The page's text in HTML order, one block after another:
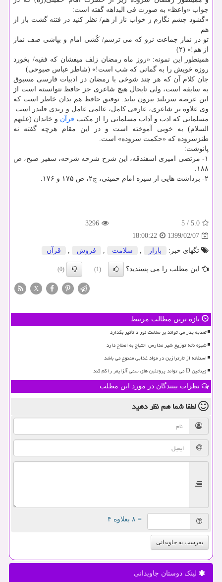
جواب «واعظ» به صورت فی البداهه گفته است:
«گشود چشم نگارم ز خواب ناز از هم/ نظر کنید در فتنه گشت باز از
هم
تو در نماز جماعت نرو که می ترسم/ کُشی امام و بپاشی صف نماز
از هم!» (۲)
همینطور این نمونه: «روز ماه رمضان زلف میفشان که فقیه/ بخورد
روزه خویش را به گمانی که شب است!» (شاطر عباس صبوحی)
جان کلام آن که هر چند شوخی با رمضان در ادبیات فارسی مسبوق
به سابقه است، ولی تابحال هیچ شاعری جز حافظ نتوانسته است از
این عرصه سربلند بیرون بیاید. توفیق حافظ هم بدان خاطر است که
وی علاوه بر شاعری، عارفی کامل، عالمی عامل و رندی قلندر است.
مسلمانی که ادب و آداب مسلمانی را از مکتب قرآن و خاندان (علیهم
السلام) به خوبی آموخته است و در این مقام هرچه گفته نه
طنزسروده که «حکمت سروده» است.
پانوشت:
۱- مرتضی امیری اسفندقه، این شرح شرحه شرحه، سفیر صبح، ص
۱۸۸.
۲- برداشت هایی از سیره امام خمینی، ج۲، ص ۱۷۵ و ۱۷۶.
5.0
/
5
3296
1399/02/07
18:00:22
تگهای خبر:
بازار , سلامت , فروش , قرآن
این مطلب را می پسندید؟ (1)
(0)
X
تازه ترین مطالب مرتبط
تغذیه پدر می تواند بر سلامت نوزاد تأثیر بگذارد
شیوه نامه توزیع شیر مدارس احتیاج به اصلاح دارد
استفاده از تارترازین در مواد غذایی ممنوع می باشد
ویتامین D می تواند پروتئین های سمی آلزایمر را کم کند
نظرات بینندگان در مورد این مطلب
لطفا شما همنظر دهید
= ۸ بعلاوه ۴
بفرست به جاویدانی
لینک دوستان جاویدانی